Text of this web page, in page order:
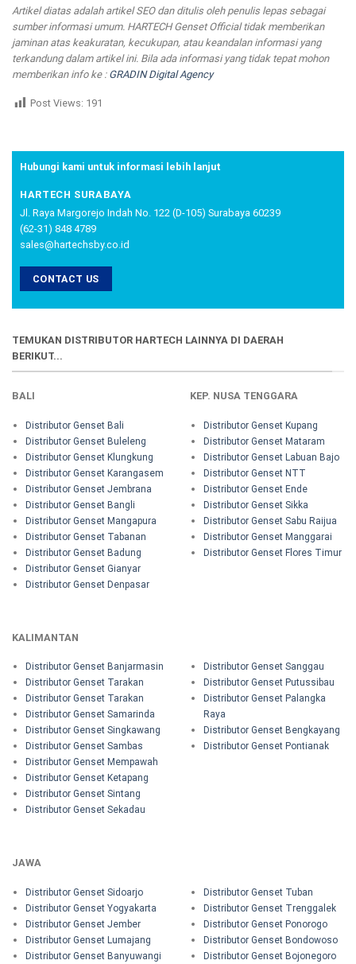
Artikel diatas adalah artikel SEO dan ditulis oleh penulis lepas sebagai
sumber informasi umum. HARTECH Genset Official tidak memberikan
jaminan atas keakuratan, kecukupan, atau keandalan informasi yang
terkandung dalam artikel ini. Bila ada informasi yang tidak tepat mohon
memberikan info ke : GRADIN Digital Agency
Post Views: 191
Hubungi kami untuk informasi lebih lanjut
HARTECH SURABAYA
Jl. Raya Margorejo Indah No. 122 (D-105) Surabaya 60239
(62-31) 848 4789
sales@hartechsby.co.id
CONTACT US
TEMUKAN DISTRIBUTOR HARTECH LAINNYA DI DAERAH
BERIKUT...
BALI
Distributor Genset Bali
Distributor Genset Buleleng
Distributor Genset Klungkung
Distributor Genset Karangasem
Distributor Genset Jembrana
Distributor Genset Bangli
Distributor Genset Mangapura
Distributor Genset Tabanan
Distributor Genset Badung
Distributor Genset Gianyar
Distributor Genset Denpasar
KEP. NUSA TENGGARA
Distributor Genset Kupang
Distributor Genset Mataram
Distributor Genset Labuan Bajo
Distributor Genset NTT
Distributor Genset Ende
Distributor Genset Sikka
Distributor Genset Sabu Raijua
Distributor Genset Manggarai
Distributor Genset Flores Timur
KALIMANTAN
Distributor Genset Banjarmasin
Distributor Genset Tarakan
Distributor Genset Tarakan
Distributor Genset Samarinda
Distributor Genset Singkawang
Distributor Genset Sambas
Distributor Genset Mempawah
Distributor Genset Ketapang
Distributor Genset Sintang
Distributor Genset Sekadau
Distributor Genset Sanggau
Distributor Genset Putussibau
Distributor Genset Palangka
Raya
Distributor Genset Bengkayang
Distributor Genset Pontianak
JAWA
Distributor Genset Sidoarjo
Distributor Genset Yogyakarta
Distributor Genset Jember
Distributor Genset Lumajang
Distributor Genset Banyuwangi
Distributor Genset Tuban
Distributor Genset Trenggalek
Distributor Genset Ponorogo
Distributor Genset Bondowoso
Distributor Genset Bojonegoro